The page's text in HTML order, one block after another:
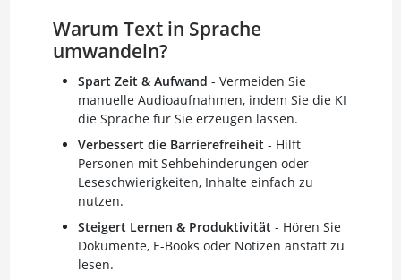
Warum Text in Sprache
umwandeln?
Spart Zeit & Aufwand - Vermeiden Sie
manuelle Audioaufnahmen, indem Sie die KI
die Sprache für Sie erzeugen lassen.
Verbessert die Barrierefreiheit - Hilft
Personen mit Sehbehinderungen oder
Leseschwierigkeiten, Inhalte einfach zu
nutzen.
Steigert Lernen & Produktivität - Hören Sie
Dokumente, E-Books oder Notizen anstatt zu
lesen.